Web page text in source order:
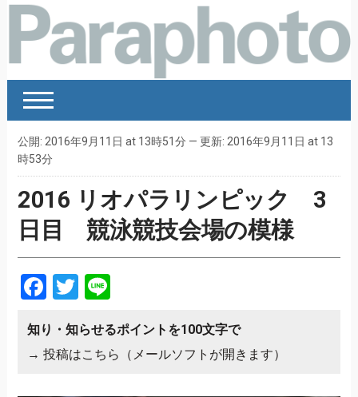
公開: 2016年9月11日 at 13時51分 — 更新: 2016年9月11日 at 13
時53分
2016 リオパラリンピック 3
日目 競泳競技会場の模様
Facebook
Twitter
Line
知り・知らせるポイントを100文字で
→ 投稿はこちら（メールソフトが開きます）